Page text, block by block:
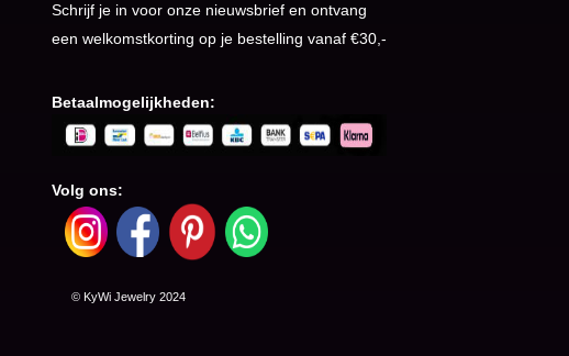
Schrijf je in voor onze nieuwsbrief en ontvang
een welkomstkorting op je bestelling vanaf €30,-
Betaalmogelijkheden:
Volg ons:
© KyWi Jewelry 2024